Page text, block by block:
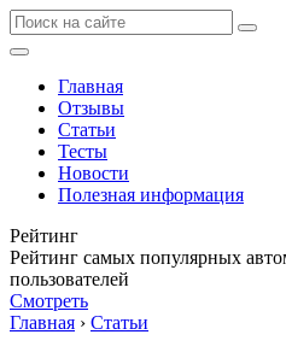
Главная
Отзывы
Статьи
Тесты
Новости
Полезная информация
Рейтинг
Рейтинг самых популярных
пользователей
Смотреть
Главная › Статьи